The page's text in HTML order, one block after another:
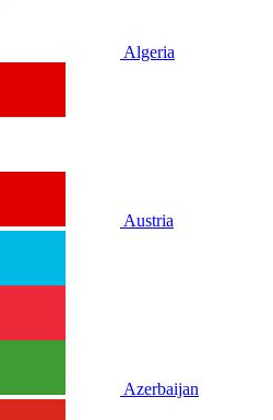
Algeria
Austria
Azerbaijan